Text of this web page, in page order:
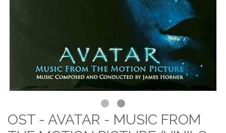
OST - AVATAR - MUSIC FROM